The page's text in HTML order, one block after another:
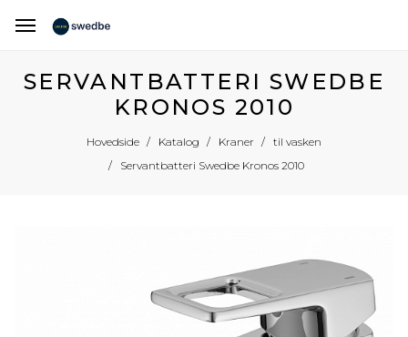
SERVANTBATTERI SWEDBE
KRONOS 2010
Hovedside Katalog Kraner
til vasken
Servantbatteri Swedbe Kronos 2010